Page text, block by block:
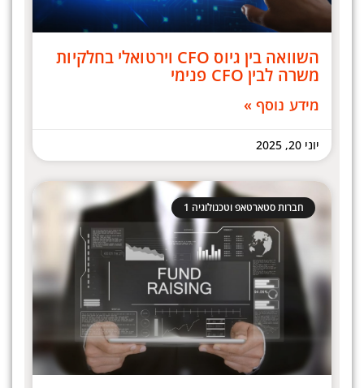
השוואה בין גיוס CFO וירטואלי בחלקיות
משרה לבין CFO פנימי
מידע נוסף »
יוני 20, 2025
חברות סטארטאפ וטכנולוגיה 1